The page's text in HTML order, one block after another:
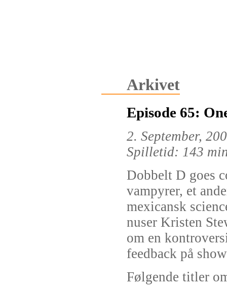
Arkivet
Episode 65:
2. September,
Spilletid: 143
Dobbelt D goes
vampyrer, et
mexicansk
nuser Kristen
om en
feedback på
Følgende titler